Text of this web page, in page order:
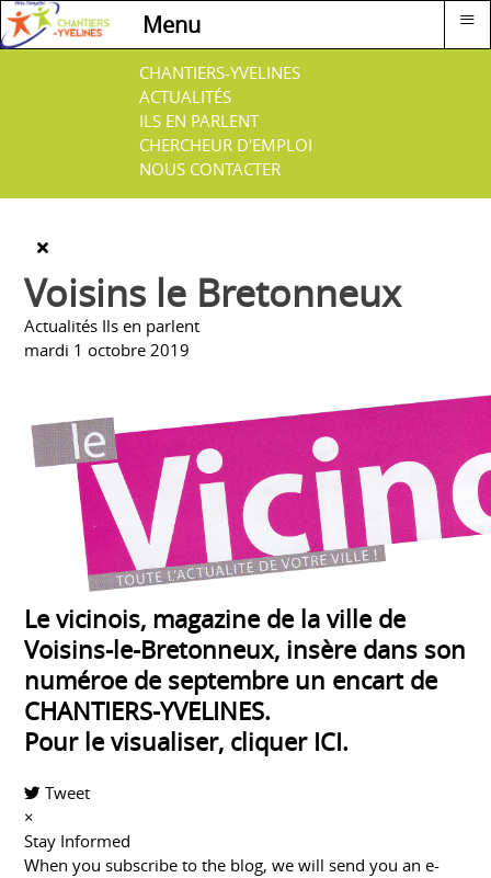
CHANTIERS-YVELINES
ACTUALITÉS
ILS EN PARLENT
CHERCHEUR D'EMPLOI
NOUS CONTACTER
Voisins le Bretonneux
Actualités Ils en parlent
mardi 1 octobre 2019
Le vicinois, magazine de la ville de
Voisins-le-Bretonneux, insère dans son
numéroe de septembre un encart de
CHANTIERS-YVELINES.
Pour le visualiser, cliquer ICI.
Tweet
pinterest
×
Stay Informed
When you subscribe to the blog, we will send you an e-
Menu ≡